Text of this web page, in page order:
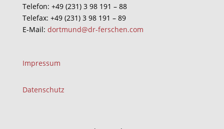
Telefon: +49 (231) 3 98 191 – 88
Telefax: +49 (231) 3 98 191 – 89
E-Mail: dortmund@dr-ferschen.com
Impressum
Datenschutz